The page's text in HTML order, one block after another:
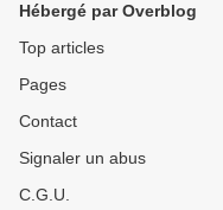
Hébergé par Overblog
Top articles
Pages
Contact
Signaler un abus
C.G.U.